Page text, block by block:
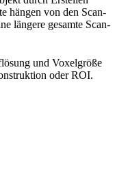
hängen von den Scan-
längere gesamte Scan-
und Voxelgröße
oder ROI.